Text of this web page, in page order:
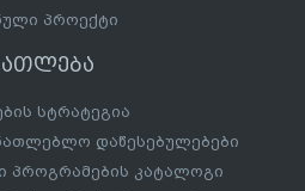
პროექტი
სტრატეგია
დაწესებულებები
პროგრამების კატალოგი